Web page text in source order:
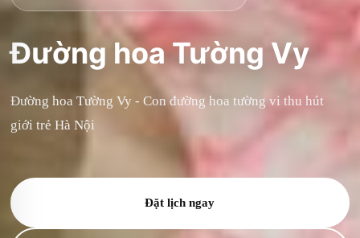
Đường hoa Tường Vy
Đường hoa Tường Vy - Con đường hoa tường vi thu hút
giới trẻ Hà Nội
Đặt lịch ngay